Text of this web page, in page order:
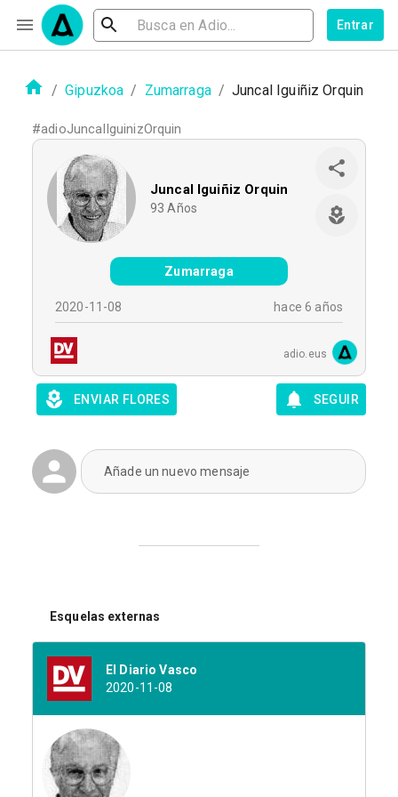
Entrar
/ Gipuzkoa / Zumarraga / Juncal Iguiñiz Orquin
#adioJuncalIguinizOrquin
Juncal Iguiñiz Orquin
93 Años
Zumarraga
2020-11-08 hace 6 años
adio.eus
ENVIAR FLORES SEGUIR
Añade un nuevo mensaje
Esquelas externas
El Diario Vasco
2020-11-08